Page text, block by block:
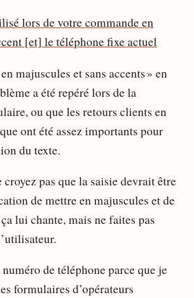
majuscules et sans accents » en
a été repéré lors de la
ou que les retours clients en
ont été assez importants pour
du texte.
croyez pas que la saisie devrait être
de mettre en majuscules et de
lui chante, mais ne faites pas
de téléphone parce que je
formulaires d’opérateurs